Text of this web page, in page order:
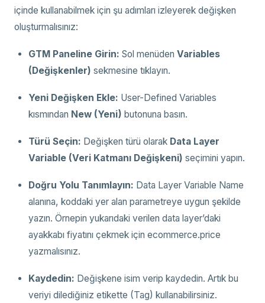
içinde kullanabilmek için şu adımları izleyerek değişken
oluşturmalısınız:
GTM Paneline Girin: Sol menüden Variables
(Değişkenler) sekmesine tıklayın.
Yeni Değişken Ekle: User-Defined Variables
kısmından New (Yeni) butonuna basın.
Türü Seçin: Değişken türü olarak Data Layer
Variable (Veri Katmanı Değişkeni) seçimini yapın.
Doğru Yolu Tanımlayın: Data Layer Variable Name
alanına, koddaki yer alan parametreye uygun şekilde
yazın. Örnepin yukarıdaki verilen data layer’daki
ayakkabı fiyatını çekmek için ecommerce.price
yazmalısınız.
Kaydedin: Değişkene isim verip kaydedin. Artık bu
veriyi dilediğiniz etikette (Tag) kullanabilirsiniz.